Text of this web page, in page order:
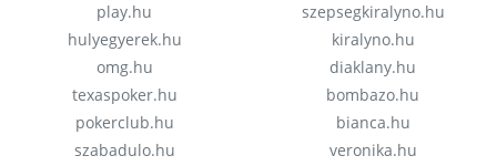
play.hu
hulyegyerek.hu
omg.hu
texaspoker.hu
pokerclub.hu
szabadulo.hu
szepsegkiralyno.hu
kiralyno.hu
diaklany.hu
bombazo.hu
bianca.hu
veronika.hu